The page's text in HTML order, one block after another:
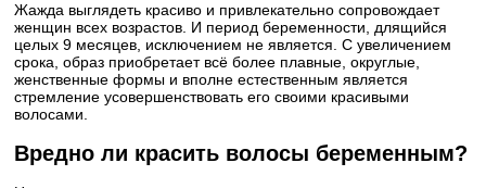
Жажда выглядеть красиво и привлекательно сопровождает
женщин всех возрастов. И период беременности, длящийся
целых 9 месяцев, исключением не является. С увеличением
срока, образ приобретает всё более плавные, округлые,
женственные формы и вполне естественным является
стремление усовершенствовать его своими красивыми
волосами.
Вредно ли красить волосы беременным?